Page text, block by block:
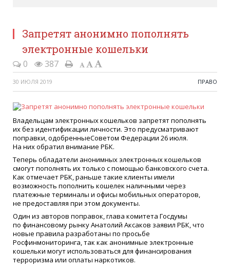
Запретят анонимно пополнять
электронные кошельки
0 387
30 ИЮЛЯ 2019 ПРАВО
Владельцам электронных кошельков запретят пополнять
их без идентификации личности. Это предусматривают
поправки, одобренныеСоветом Федерации 26 июля.
На них обратил внимание РБК.
Теперь обладатели анонимных электронных кошельков
смогут пополнять их только с помощью банковского счета.
Как отмечает РБК, раньше такие клиенты имели
возможность пополнить кошелек наличными через
платежные терминалы и офисы мобильных операторов,
не предоставляя при этом документы.
Один из авторов поправок, глава комитета Госдумы
по финансовому рынку Анатолий Аксаков заявил РБК, что
новые правила разработаны по просьбе
Росфинмониторинга, так как анонимные электронные
кошельки могут использоваться для финансирования
терроризма или оплаты наркотиков.